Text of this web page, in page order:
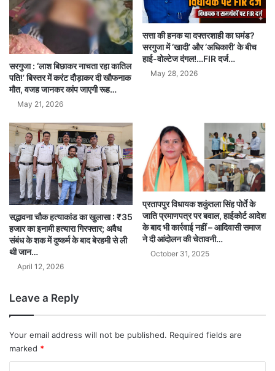
सरगुजा : ‘लाश बिछाकर नाचता रहा कातिल
पति!’ बिस्तर में करंट दौड़ाकर दी खौफनाक
मौत, वजह जानकर कांप जाएगी रूह…
May 21, 2026
सत्ता की हनक या दफ्तरशाही का घमंड?
सरगुजा में ‘खादी’ और ‘अधिकारी’ के बीच
हाई-वोल्टेज दंगल!…FIR दर्ज…
May 28, 2026
सद्भावना चौक हत्याकांड का खुलासा : ₹35
हजार का इनामी हत्यारा गिरफ्तार; अवैध
संबंध के शक में दुष्कर्म के बाद बेरहमी से ली
थी जान…
April 12, 2026
प्रतापपुर विधायक शकुंतला सिंह पोर्ते के
जाति प्रमाणपत्र पर बवाल, हाईकोर्ट आदेश
के बाद भी कार्रवाई नहीं – आदिवासी समाज
ने दी आंदोलन की चेतावनी…
October 31, 2025
Leave a Reply
Your email address will not be published. Required fields are
marked *